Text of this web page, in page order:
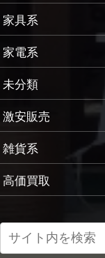
家具系
家電系
未分類
激安販売
雑貨系
高価買取